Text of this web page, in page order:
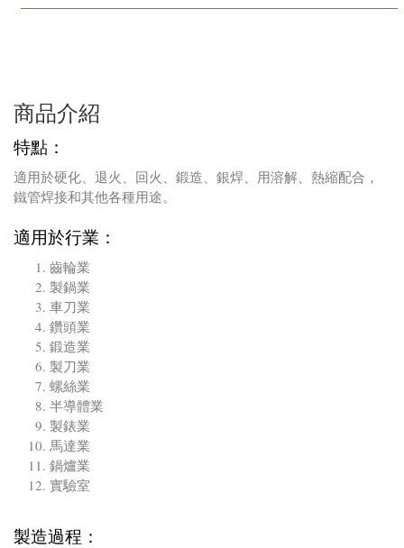
商品介紹
特點：
適用於硬化、退火、回火、鍛造、銀焊、用溶解、熱縮配合，
鐵管焊接和其他各種用途。
適用於行業：
齒輪業
製鍋業
車刀業
鑽頭業
鍛造業
製刀業
螺絲業
半導體業
製錶業
馬達業
鍋爐業
實驗室
製造過程：